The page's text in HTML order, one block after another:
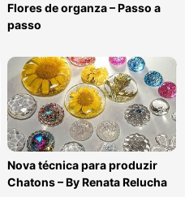
Flores de organza – Passo a
passo
Nova técnica para produzir
Chatons – By Renata Relucha